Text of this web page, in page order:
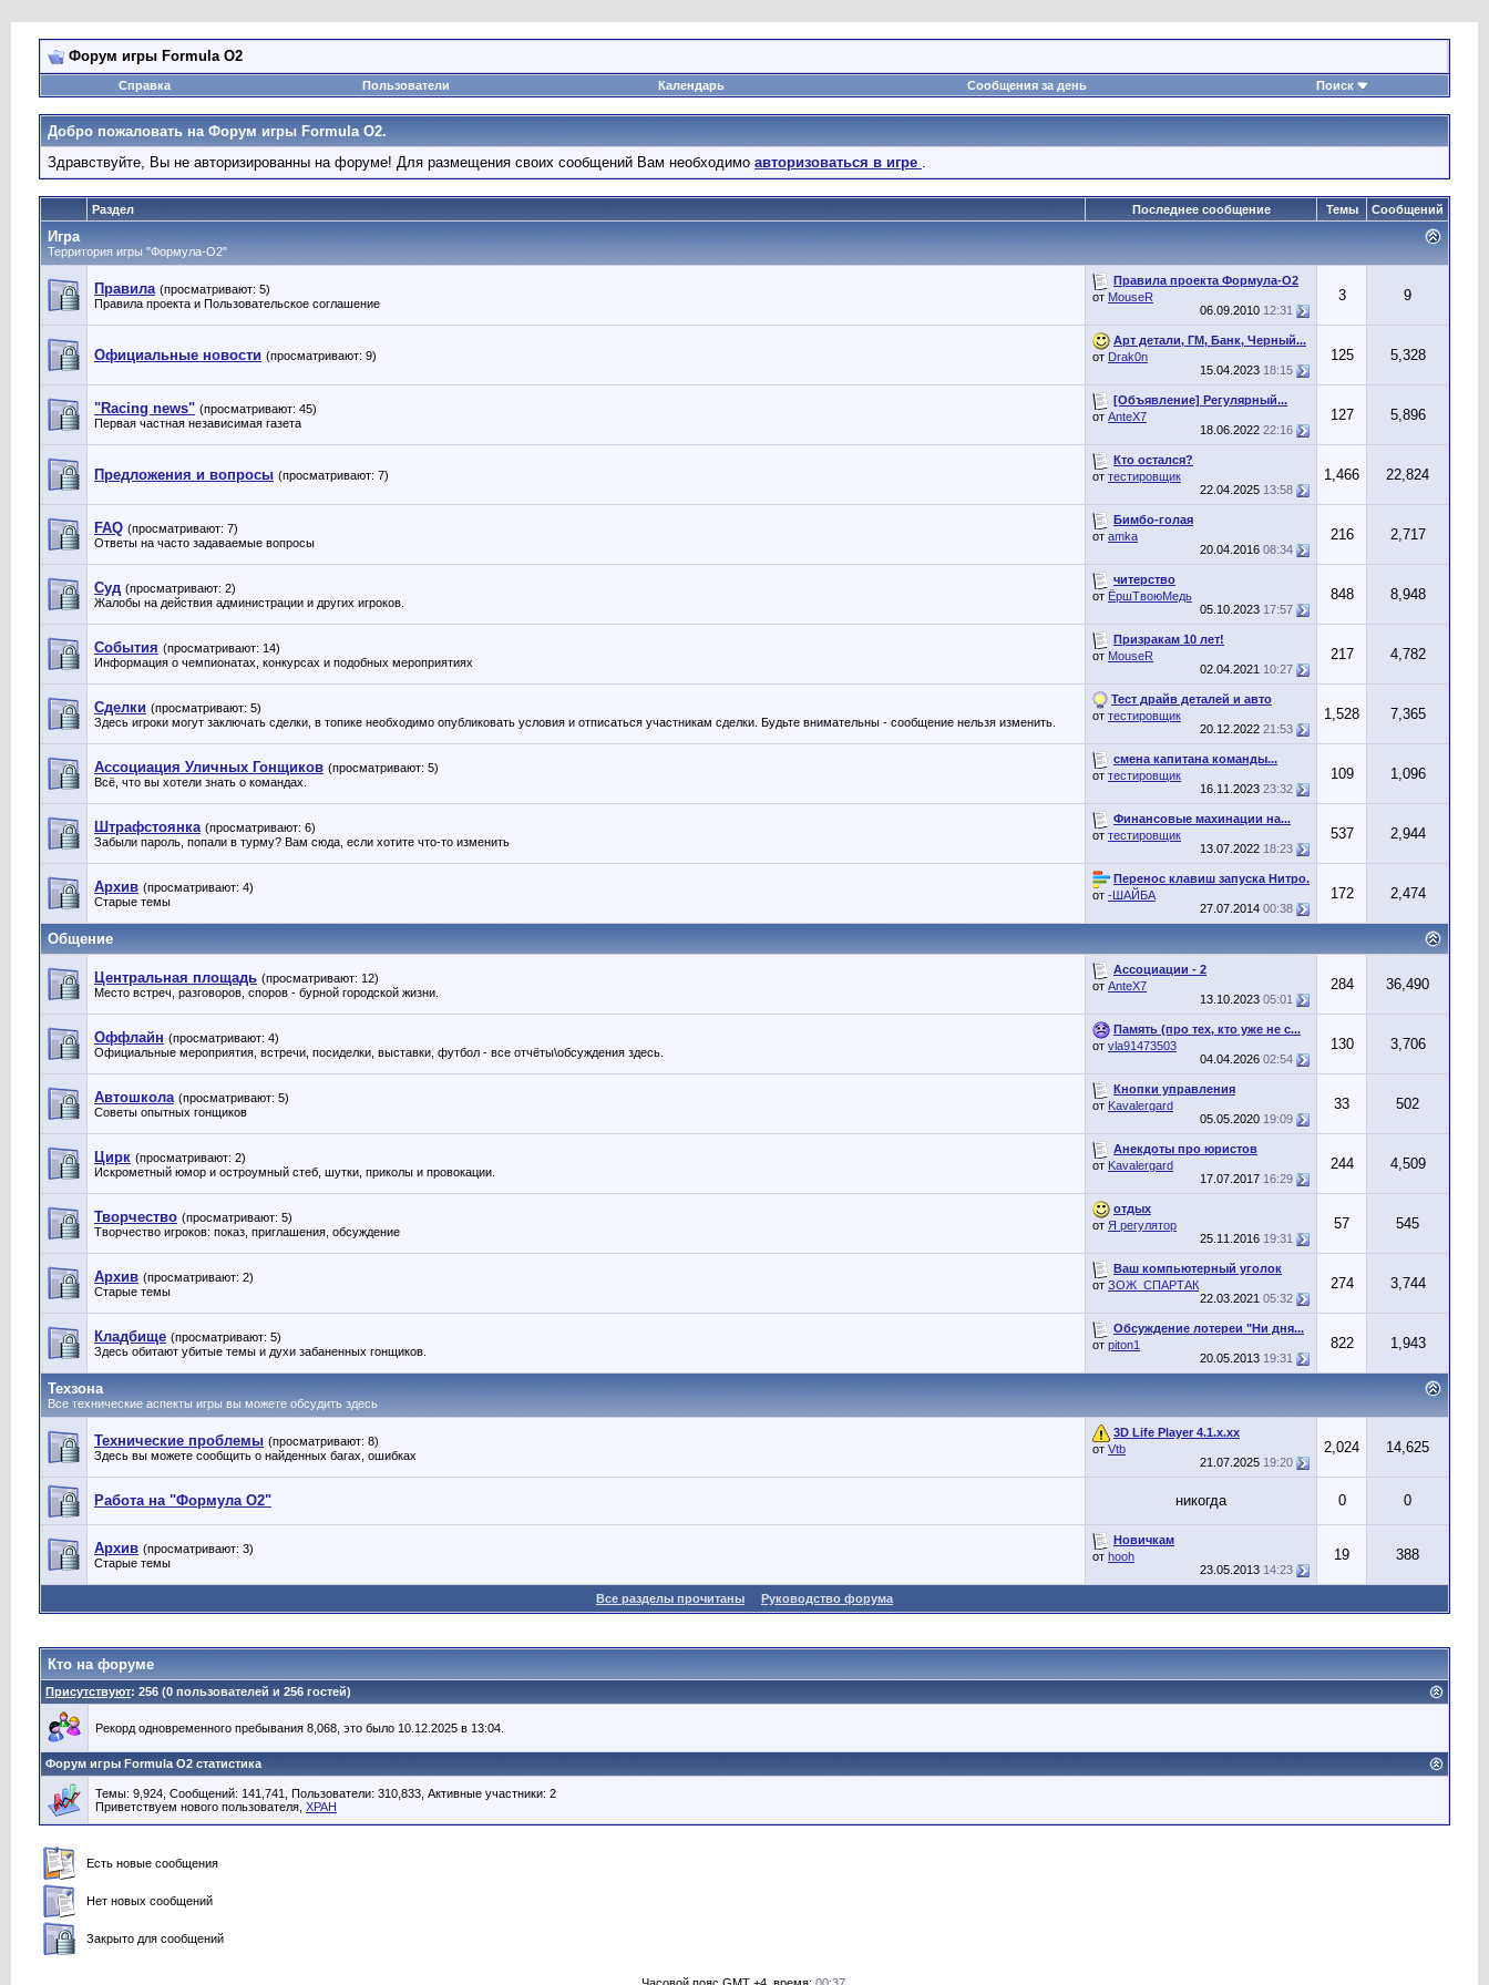
Форум игры Formula O2
Справка Пользователи Календарь Сообщения за день Поиск
Добро пожаловать на Форум игры Formula O2.
Здравствуйте, Вы не авторизированны на форуме! Для размещения своих сообщений Вам необходимо авторизоваться в игре .
Раздел Последнее сообщение Темы Сообщений
Игра
Территория игры "Формула-О2"
Правила (просматривают: 5)
Правила проекта и Пользовательское соглашение
Правила проекта Формула-О2
от MouseR
06.09.2010 12:31
3 9
Официальные новости (просматривают: 9)
Арт детали, ГМ, Банк, Черный...
от Drak0n
15.04.2023 18:15
125 5,328
"Racing news" (просматривают: 45)
Первая частная независимая газета
[Объявление] Регулярный...
от AnteX7
18.06.2022 22:16
127 5,896
Предложения и вопросы (просматривают: 7)
Кто остался?
от тестировщик
22.04.2025 13:58
1,466 22,824
FAQ (просматривают: 7)
Ответы на часто задаваемые вопросы
Бимбо-голая
от amka
20.04.2016 08:34
216 2,717
Суд (просматривают: 2)
Жалобы на действия администрации и других игроков.
читерство
от ЁршТвоюМедь
05.10.2023 17:57
848 8,948
События (просматривают: 14)
Информация о чемпионатах, конкурсах и подобных мероприятиях
Призракам 10 лет!
от MouseR
02.04.2021 10:27
217 4,782
Сделки (просматривают: 5)
Здесь игроки могут заключать сделки, в топике необходимо опубликовать условия и отписаться участникам сделки. Будьте внимательны - сообщение нельзя изменить.
Тест драйв деталей и авто
от тестировщик
20.12.2022 21:53
1,528 7,365
Ассоциация Уличных Гонщиков (просматривают: 5)
Всё, что вы хотели знать о командах.
смена капитана команды...
от тестировщик
16.11.2023 23:32
109 1,096
Штрафстоянка (просматривают: 6)
Забыли пароль, попали в турму? Вам сюда, если хотите что-то изменить
Финансовые махинации на...
от тестировщик
13.07.2022 18:23
537 2,944
Архив (просматривают: 4)
Старые темы
Перенос клавиш запуска Нитро.
от -ШАЙБА
27.07.2014 00:38
172 2,474
Общение
Центральная площадь (просматривают: 12)
Место встреч, разговоров, споров - бурной городской жизни.
Ассоциации - 2
от AnteX7
13.10.2023 05:01
284 36,490
Оффлайн (просматривают: 4)
Официальные мероприятия, встречи, посиделки, выставки, футбол - все отчёты\обсуждения здесь.
Память (про тех, кто уже не с...
от vla91473503
04.04.2026 02:54
130 3,706
Автошкола (просматривают: 5)
Советы опытных гонщиков
Кнопки управления
от Kavalergard
05.05.2020 19:09
33 502
Цирк (просматривают: 2)
Искрометный юмор и остроумный стеб, шутки, приколы и провокации.
Анекдоты про юристов
от Kavalergard
17.07.2017 16:29
244 4,509
Творчество (просматривают: 5)
Творчество игроков: показ, приглашения, обсуждение
отдых
от Я регулятор
25.11.2016 19:31
57 545
Архив (просматривают: 2)
Старые темы
Ваш компьютерный уголок
от ЗОЖ_СПАРТАК
22.03.2021 05:32
274 3,744
Кладбище (просматривают: 5)
Здесь обитают убитые темы и духи забаненных гонщиков.
Обсуждение лотереи "Ни дня...
от piton1
20.05.2013 19:31
822 1,943
Техзона
Все технические аспекты игры вы можете обсудить здесь
Технические проблемы (просматривают: 8)
Здесь вы можете сообщить о найденных багах, ошибках
3D Life Player 4.1.x.xx
от Vtb
21.07.2025 19:20
2,024 14,625
Работа на "Формула О2" никогда 0 0
Архив (просматривают: 3)
Старые темы
Новичкам
от hooh
23.05.2013 14:23
19 388
Все разделы прочитаны Руководство форума
Кто на форуме
Присутствуют: 256 (0 пользователей и 256 гостей)
Рекорд одновременного пребывания 8,068, это было 10.12.2025 в 13:04.
Форум игры Formula O2 статистика
Темы: 9,924, Сообщений: 141,741, Пользователи: 310,833, Активные участники: 2
Приветствуем нового пользователя, XPAH
Есть новые сообщения
Нет новых сообщений
Закрыто для сообщений